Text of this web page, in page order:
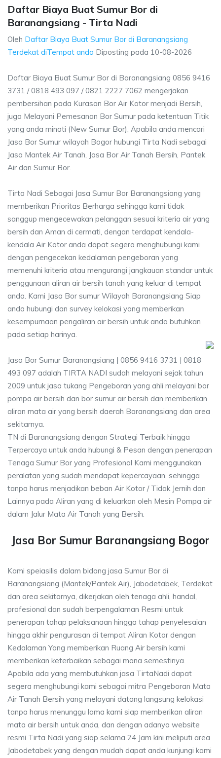
Daftar Biaya Buat Sumur Bor di
Baranangsiang - Tirta Nadi
Oleh Daftar Biaya Buat Sumur Bor di Baranangsiang
Terdekat diTempat anda Diposting pada 10-08-2026
Daftar Biaya Buat Sumur Bor di Baranangsiang 0856 9416
3731 / 0818 493 097 / 0821 2227 7062 mengerjakan
pembersihan pada Kurasan Bor Air Kotor menjadi Bersih,
juga Melayani Pemesanan Bor Sumur pada ketentuan Titik
yang anda minati (New Sumur Bor), Apabila anda mencari
Jasa Bor Sumur wilayah Bogor hubungi Tirta Nadi sebagai
Jasa Mantek Air Tanah, Jasa Bor Air Tanah Bersih, Pantek
Air dan Sumur Bor.
Tirta Nadi Sebagai Jasa Sumur Bor Baranangsiang yang
memberikan Prioritas Berharga sehingga kami tidak
sanggup mengecewakan pelanggan sesuai kriteria air yang
bersih dan Aman di cermati, dengan terdapat kendala-
kendala Air Kotor anda dapat segera menghubungi kami
dengan pengecekan kedalaman pengeboran yang
memenuhi kriteria atau mengurangi jangkauan standar untuk
penggunaan aliran air bersih tanah yang keluar di tempat
anda. Kami Jasa Bor sumur Wilayah Baranangsiang Siap
anda hubungi dan survey kelokasi yang memberikan
kesempurnaan pengaliran air bersih untuk anda butuhkan
pada setiap harinya.
Jasa Bor Sumur Baranangsiang | 0856 9416 3731 | 0818
493 097 adalah TIRTA NADI sudah melayani sejak tahun
2009 untuk jasa tukang Pengeboran yang ahli melayani bor
pompa air bersih dan bor sumur air bersih dan memberikan
aliran mata air yang bersih daerah Baranangsiang dan area
sekitarnya.
TN di Baranangsiang dengan Strategi Terbaik hingga
Terpercaya untuk anda hubungi & Pesan dengan penerapan
Tenaga Sumur Bor yang Profesional Kami menggunakan
peralatan yang sudah mendapat kepercayaan, sehingga
tanpa harus menjadikan beban Air Kotor / Tidak Jernih dan
Lainnya pada Aliran yang di keluarkan oleh Mesin Pompa air
dalam Jalur Mata Air Tanah yang Bersih.
Jasa Bor Sumur Baranangsiang Bogor
Kami speiasilis dalam bidang jasa Sumur Bor di
Baranangsiang (Mantek/Pantek Air), Jabodetabek, Terdekat
dan area sekitarnya, dikerjakan oleh tenaga ahli, handal,
profesional dan sudah berpengalaman Resmi untuk
penerapan tahap pelaksanaan hingga tahap penyelesaian
hingga akhir pengurasan di tempat Aliran Kotor dengan
Kedalaman Yang memberikan Ruang Air bersih kami
memberikan keterbaikan sebagai mana semestinya.
Apabila ada yang membutuhkan jasa TirtaNadi dapat
segera menghubungi kami sebagai mitra Pengeboran Mata
Air Tanah Bersih yang melayani datang langsung kelokasi
tanpa harus menunggu lama kami siap memberikan aliran
mata air bersih untuk anda, dan dengan adanya website
resmi Tirta Nadi yang siap selama 24 Jam kini meliputi area
Jabodetabek yang dengan mudah dapat anda kunjungi kami